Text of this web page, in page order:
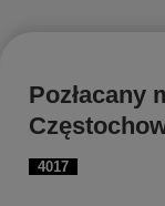
4017
Pozłacany